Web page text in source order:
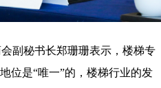
秘书长郑珊珊表示，楼梯专
位是“唯一”的，楼梯行业的发